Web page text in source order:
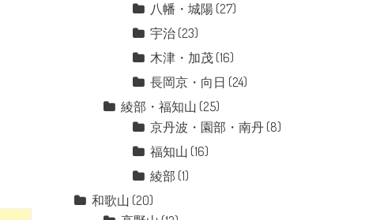
八幡・城陽 (27)
宇治 (23)
木津・加茂 (16)
長岡京・向日 (24)
綾部・福知山 (25)
京丹波・園部・南丹 (8)
福知山 (16)
綾部 (1)
和歌山 (20)